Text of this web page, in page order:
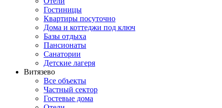
Гостиницы
Квартиры посуточно
Дома и коттеджи под ключ
Базы отдыха
Пансионаты
Санатории
Детские лагеря
Витязево
Все объекты
Частный сектор
Гостевые дома